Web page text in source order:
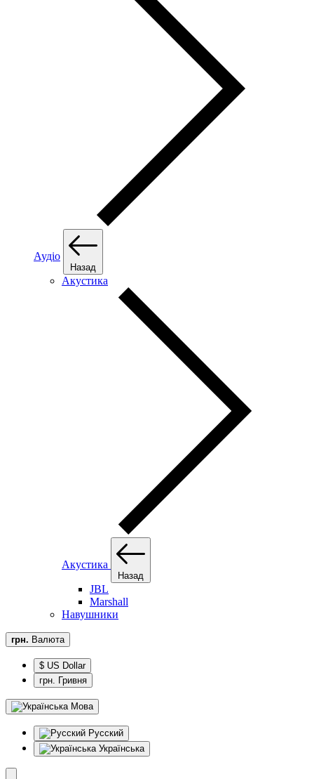
Аудіо
Назад
Акустика
Акустика
Назад
JBL
Marshall
Навушники
грн. Валюта
$ US Dollar
грн. Гривня
Мова
Русский
Українська